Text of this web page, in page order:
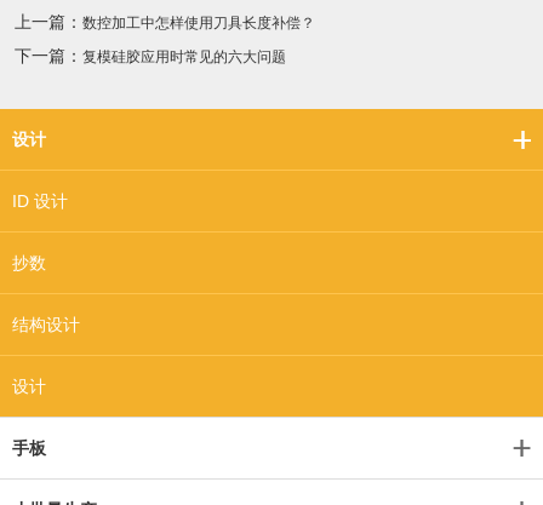
上一篇： 数控加工中怎样使用刀具长度补偿？
下一篇： 复模硅胶应用时常见的六大问题
设计
ID 设计
抄数
结构设计
设计
手板